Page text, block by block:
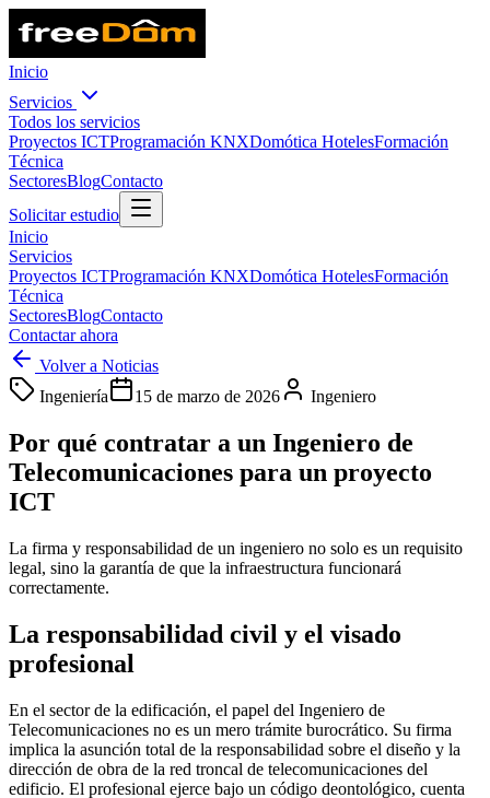
Inicio
Servicios
Todos los servicios
Proyectos ICTProgramación KNXDomótica HotelesFormación
Técnica
SectoresBlogContacto
Solicitar estudio
Inicio
Servicios
Proyectos ICTProgramación KNXDomótica HotelesFormación
Técnica
SectoresBlogContacto
Contactar ahora
Volver a Noticias
Ingeniería
15 de marzo de 2026 Ingeniero
Por qué contratar a un Ingeniero de
Telecomunicaciones para un proyecto
ICT
La firma y responsabilidad de un ingeniero no solo es un requisito
legal, sino la garantía de que la infraestructura funcionará
correctamente.
La responsabilidad civil y el visado
profesional
En el sector de la edificación, el papel del Ingeniero de
Telecomunicaciones no es un mero trámite burocrático. Su firma
implica la asunción total de la responsabilidad sobre el diseño y la
dirección de obra de la red troncal de telecomunicaciones del
edificio. El profesional ejerce bajo un código deontológico, cuenta